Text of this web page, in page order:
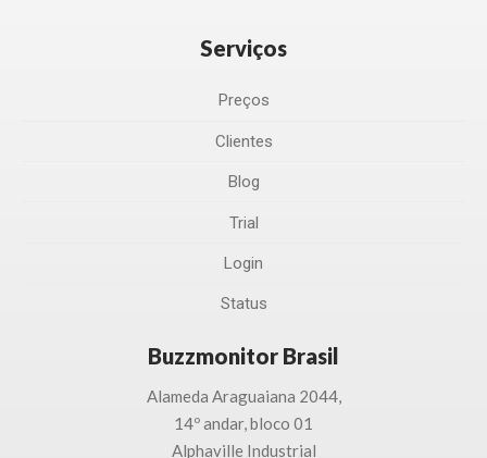
Serviços
Preços
Clientes
Blog
Trial
Login
Status
Buzzmonitor Brasil
Alameda Araguaiana 2044,
14º andar, bloco 01
Alphaville Industrial